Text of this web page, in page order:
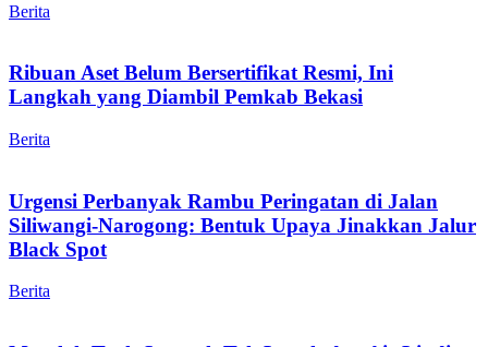
Berita
Ribuan Aset Belum Bersertifikat Resmi, Ini
Langkah yang Diambil Pemkab Bekasi
Berita
Urgensi Perbanyak Rambu Peringatan di Jalan
Siliwangi-Narogong: Bentuk Upaya Jinakkan Jalur
Black Spot
Berita